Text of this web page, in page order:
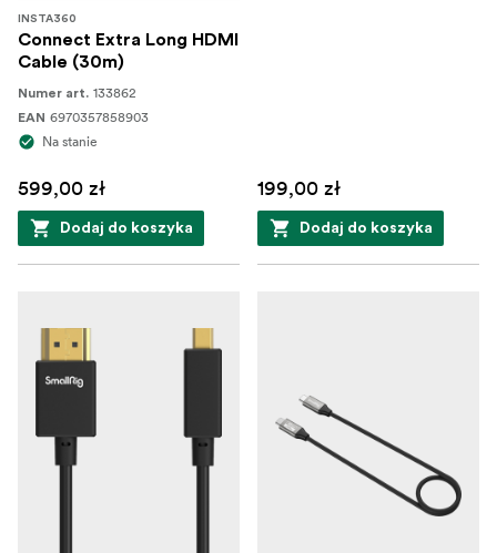
INSTA360
Connect Extra Long HDMI
Cable (30m)
Numer art. 133862
EAN 6970357858903
Na stanie
599,00 zł
Dodaj do koszyka
199,00 zł
Dodaj do koszyka